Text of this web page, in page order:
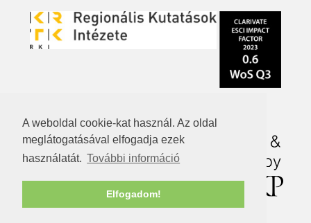
A weboldal cookie-kat használ. Az oldal
meglátogatásával elfogadja ezek
használatát. További információ
Elfogadom!